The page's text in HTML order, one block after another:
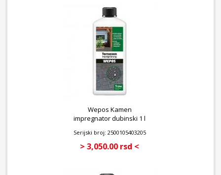
su mermer, peščar, krečnjak, porfir, bazalt… Za stepenice,
zidove, kamene fontane, spomenike, trotoare, ivičnjake, terase…
U zavisnosti od jačine prljavštine, naneti čisto ili razblaženo
vodom do 1:20 na vlažnu površinu i temeljno razmazati krpom
ili mopom. Dozvoliti da nakratko deluje. Peračem ili crevom
ukloniti sve olabavljene ostatke velikom količinom vode.
Temeljno isprati vodom. Ponoviti tretman za tvrdokornu
ostaviti da se površina dobro osuši pre naknadnog zaptivanja ili
Wepos Kamen
impregnator dubinski 1 l
Serijski broj: 2500105403205
> 3,050.00 rsd <